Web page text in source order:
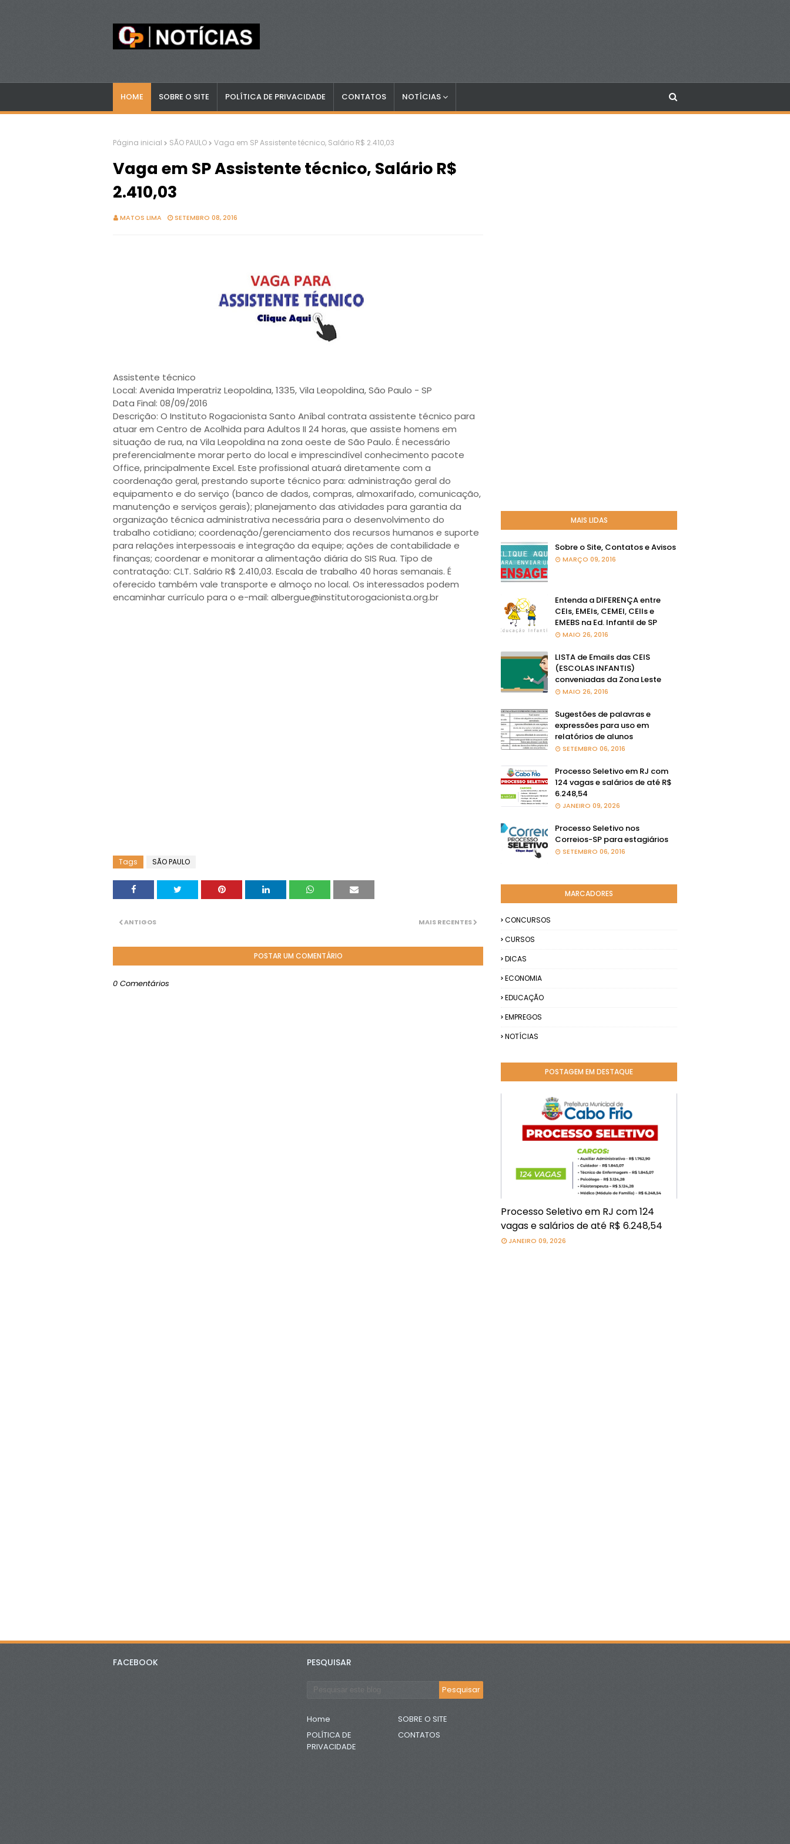
HOME SOBRE O SITE POLÍTICA DE PRIVACIDADE CONTATOS NOTÍCIAS
Página inicial SÃO PAULO Vaga em SP Assistente técnico, Salário R$ 2.410,03
Vaga em SP Assistente técnico, Salário R$
2.410,03
MATOS LIMA SETEMBRO 08, 2016
Assistente técnico
Local: Avenida Imperatriz Leopoldina, 1335, Vila Leopoldina, São Paulo - SP
Data Final: 08/09/2016
Descrição: O Instituto Rogacionista Santo Aníbal contrata assistente técnico para
atuar em Centro de Acolhida para Adultos II 24 horas, que assiste homens em
situação de rua, na Vila Leopoldina na zona oeste de São Paulo. É necessário
preferencialmente morar perto do local e imprescindível conhecimento pacote
Office, principalmente Excel. Este profissional atuará diretamente com a
coordenação geral, prestando suporte técnico para: administração geral do
equipamento e do serviço (banco de dados, compras, almoxarifado, comunicação,
manutenção e serviços gerais); planejamento das atividades para garantia da
organização técnica administrativa necessária para o desenvolvimento do
trabalho cotidiano; coordenação/gerenciamento dos recursos humanos e suporte
para relações interpessoais e integração da equipe; ações de contabilidade e
finanças; coordenar e monitorar a alimentação diária do SIS Rua. Tipo de
contratação: CLT. Salário R$ 2.410,03. Escala de trabalho 40 horas semanais. É
oferecido também vale transporte e almoço no local. Os interessados podem
encaminhar currículo para o e-mail: albergue@institutorogacionista.org.br
Tags SÃO PAULO
MAIS RECENTES
ANTIGOS
POSTAR UM COMENTÁRIO
0 Comentários
MAIS LIDAS
Sobre o Site, Contatos e Avisos
MARÇO 09, 2016
Entenda a DIFERENÇA entre
CEIs, EMEIs, CEMEI, CEIIs e
EMEBS na Ed. Infantil de SP
MAIO 26, 2016
LISTA de Emails das CEIS
(ESCOLAS INFANTIS)
conveniadas da Zona Leste
MAIO 26, 2016
Sugestões de palavras e
expressões para uso em
relatórios de alunos
SETEMBRO 06, 2016
Processo Seletivo em RJ com
124 vagas e salários de até R$
6.248,54
JANEIRO 09, 2026
Processo Seletivo nos
Correios-SP para estagiários
SETEMBRO 06, 2016
MARCADORES
CONCURSOS
CURSOS
DICAS
ECONOMIA
EDUCAÇÃO
EMPREGOS
NOTÍCIAS
POSTAGEM EM DESTAQUE
Processo Seletivo em RJ com 124
vagas e salários de até R$ 6.248,54
JANEIRO 09, 2026
FACEBOOK PESQUISAR
Home
SOBRE O SITE
POLÍTICA DE
PRIVACIDADE
CONTATOS